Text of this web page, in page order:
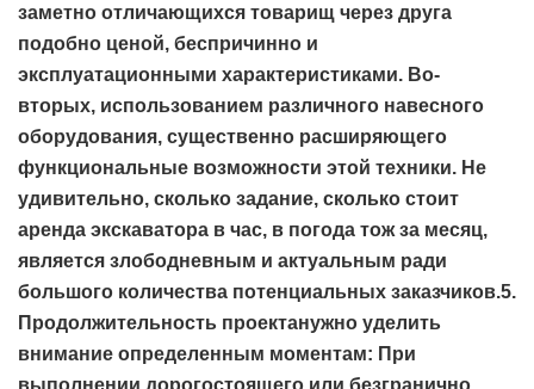
заметно отличающихся товарищ через друга
подобно ценой, беспричинно и
эксплуатационными характеристиками. Во-
вторых, использованием различного навесного
оборудования, существенно расширяющего
функциональные возможности этой техники. Не
удивительно, сколько задание, сколько стоит
аренда экскаватора в час, в погода тож за месяц,
является злободневным и актуальным ради
большого количества потенциальных заказчиков.5.
Продолжительность проектанужно уделить
внимание определенным моментам: При
выполнении дорогостоящего или безгранично